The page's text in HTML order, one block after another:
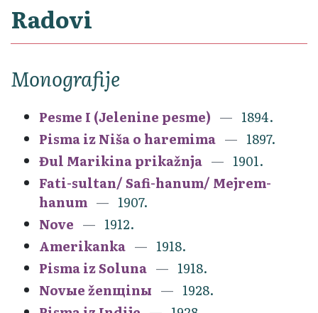
Radovi
Monografije
Pesme I (Jelenine pesme)
1894.
Pisma iz Niša o haremima
1897.
Đul Marikina prikažnja
1901.
Fati-sultan/ Safi-hanum/ Mejrem-
hanum
1907.
Nove
1912.
Amerikanka
1918.
Pisma iz Soluna
1918.
Novыe ženщinы
1928.